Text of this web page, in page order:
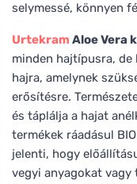
selymessé, könnyen
Urtekram Aloe Vera
minden hajtípusra, de
hajra, amelynek
erősítésre.
és táplálja a hajat
termékek ráadásul
jelenti, hogy
vegyi anyagokat